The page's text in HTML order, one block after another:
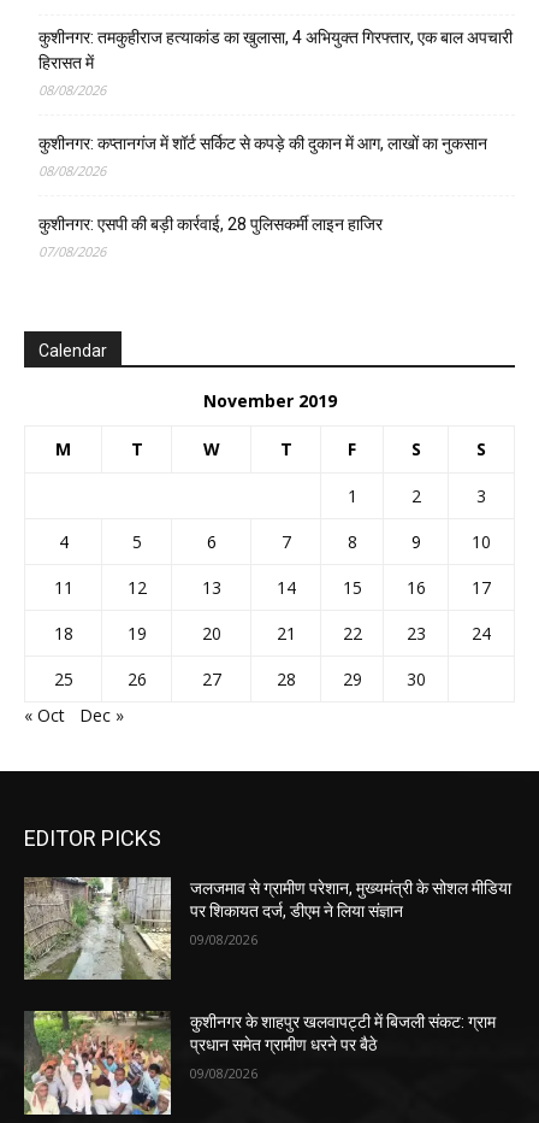
कुशीनगर: तमकुहीराज हत्याकांड का खुलासा, 4 अभियुक्त गिरफ्तार, एक बाल अपचारी
हिरासत में
08/08/2026
कुशीनगर: कप्तानगंज में शॉर्ट सर्किट से कपड़े की दुकान में आग, लाखों का नुकसान
08/08/2026
कुशीनगर: एसपी की बड़ी कार्रवाई, 28 पुलिसकर्मी लाइन हाजिर
07/08/2026
Calendar
November 2019
M T W T F S S
1 2
3
4
5 6 7 8 9
10
11
12 13 14 15 16
17
18
19 20 21 22 23
24
25
26 27 28 29
30
« Oct
Dec »
EDITOR PICKS
जलजमाव से ग्रामीण परेशान, मुख्यमंत्री के सोशल मीडिया
पर शिकायत दर्ज, डीएम ने लिया संज्ञान
09/08/2026
कुशीनगर के शाहपुर खलवापट्टी में बिजली संकट: ग्राम
प्रधान समेत ग्रामीण धरने पर बैठे
09/08/2026